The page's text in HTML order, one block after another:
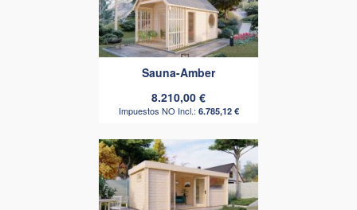
Sauna-Amber
8.210,00 €
6.785,12 €